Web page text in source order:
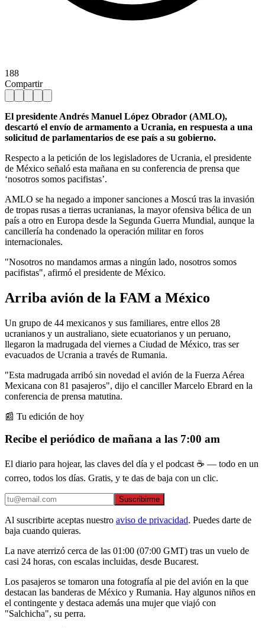
188
Compartir
El presidente Andrés Manuel López Obrador (AMLO),
descartó el envío de armamento a Ucrania, en respuesta a una
solicitud de parlamentarios de ese país a su gobierno.
Respecto a la petición de los legisladores de Ucrania, el presidente
de México señaló esta mañana en su conferencia de prensa que
‘nosotros somos pacifistas’.
AMLO se ha negado a imponer sanciones a Moscú tras la invasión
de tropas rusas a tierras ucranianas, la mayor ofensiva bélica de un
país a otro en Europa desde la Segunda Guerra Mundial, aunque la
cancillería ha condenado la operación militar en foros
internacionales.
"Nosotros no mandamos armas a ningún lado, nosotros somos
pacifistas", afirmó el presidente de México.
Arriba avión de la FAM a México
Un grupo de 44 mexicanos y sus familiares, entre ellos 28
ucranianos y un australiano, siete ecuatorianos y un peruano,
llegaron la madrugada del viernes a Ciudad de México, tras ser
evacuados de Ucrania a través de Rumania.
"Esta madrugada arribó sin novedad el avión de la Fuerza Aérea
Mexicana con 81 pasajeros", dijo el canciller Marcelo Ebrard en la
conferencia de prensa matutina.
📰 Tu edición de hoy
Recibe el periódico de mañana a las 7:00 am
El diario para hojear, las claves del día y el podcast ☕ — todo en un
correo, todos los días. Gratis, y te das de baja con un clic.
Suscribirme
Al suscribirte aceptas nuestro aviso de privacidad. Puedes darte de
baja cuando quieras.
La nave aterrizó cerca de las 01:00 (07:00 GMT) tras un vuelo de
casi 24 horas, con escalas incluidas, desde Bucarest.
Los pasajeros se tomaron una fotografía al pie del avión en la que
destacan las banderas de México y Rumania. Hay algunos niños en
el contingente y destaca además una mujer que viajó con
"Salchicha", su perra.